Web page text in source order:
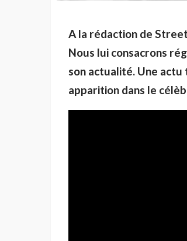
A la rédaction de
Nous lui consacrons
son actualité. Une
apparition dans le